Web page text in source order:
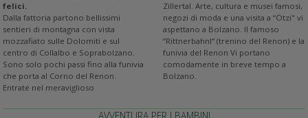
felici.
Dalla fattoria partono bellissimi
sentieri di montagna con vista
mozzafiato sulle Dolomiti e sul
centro di Collalbo e Soprabolzano.
Sono solo pochi passi fino alla funivia
che porta al Corno del Renon.
Entrate nel meraviglioso
Zillertal. Arte, cultura e musei famosi,
negozi di moda e una visita a “Ötzi" vi
aspettano a Bolzano. Il famoso
“Rittnerbahnl“ (trenino del Renon) e la
funivia del Renon Vi portano
comodamente in breve tempo a
Bolzano.